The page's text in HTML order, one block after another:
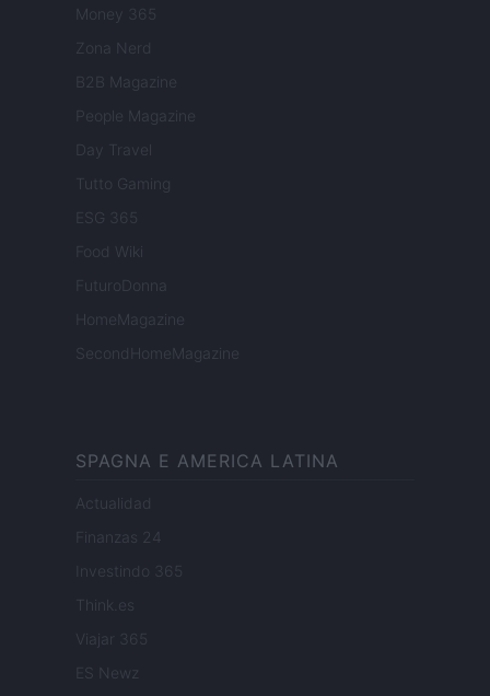
Money 365
Zona Nerd
B2B Magazine
People Magazine
Day Travel
Tutto Gaming
ESG 365
Food Wiki
FuturoDonna
HomeMagazine
SecondHomeMagazine
SPAGNA E AMERICA LATINA
Actualidad
Finanzas 24
Investindo 365
Think.es
Viajar 365
ES Newz